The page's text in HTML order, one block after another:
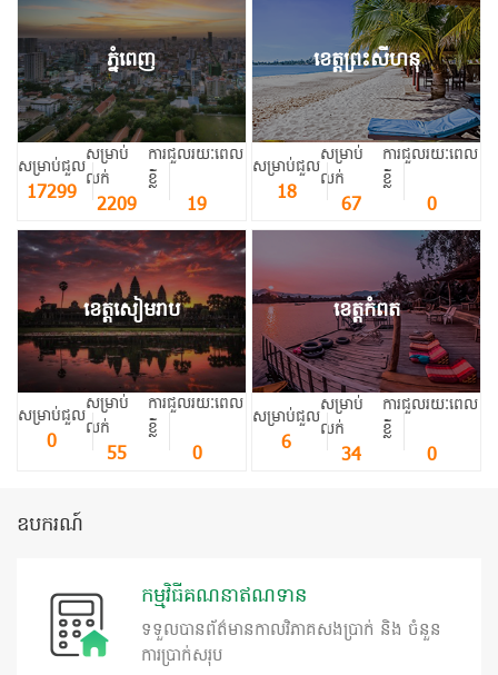
ភ្នំពេញ
សម្រាប់ជួល
17299
សម្រាប់
លក់
2209
ការជួលរយៈពេល
ខ្លី
19
ខេត្តព្រះសីហនុ
សម្រាប់ជួល
18
សម្រាប់
លក់
67
ការជួលរយៈពេល
ខ្លី
0
ខេត្តសៀមរាប
សម្រាប់ជួល
0
សម្រាប់
លក់
55
ការជួលរយៈពេល
ខ្លី
0
ខេត្តកំពត
សម្រាប់ជួល
6
សម្រាប់
លក់
34
ការជួលរយៈពេល
ខ្លី
0
ឧបករណ៍
កម្មវិធីគណនាឥណទាន
ទទួលបានព័ត៌មានកាលវិភាគសងប្រាក់ និង ចំនួន
ការប្រាក់សរុប